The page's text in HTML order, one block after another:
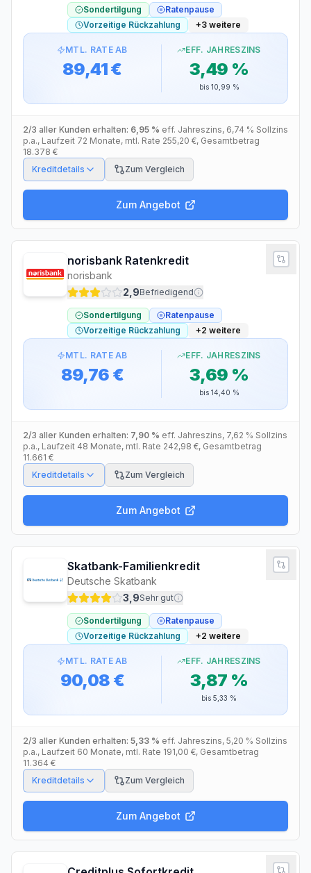
Sondertilgung
Ratenpause
Vorzeitige Rückzahlung
+3 weitere
MTL. RATE AB
89,41 €
EFF. JAHRESZINS
3,49 %
bis 10,99 %
2/3 aller Kunden erhalten: 6,95 % eff. Jahreszins, 6,74 % Sollzins
p.a., Laufzeit 72 Monate, mtl. Rate 255,20 €, Gesamtbetrag
18.378 €
Kreditdetails
Zum Vergleich
Zum Angebot
norisbank Ratenkredit
norisbank
2,9Befriedigend
Sondertilgung
Ratenpause
Vorzeitige Rückzahlung
+2 weitere
MTL. RATE AB
89,76 €
EFF. JAHRESZINS
3,69 %
bis 14,40 %
2/3 aller Kunden erhalten: 7,90 % eff. Jahreszins, 7,62 % Sollzins
p.a., Laufzeit 48 Monate, mtl. Rate 242,98 €, Gesamtbetrag
11.661 €
Kreditdetails
Zum Vergleich
Zum Angebot
Skatbank-Familienkredit
Deutsche Skatbank
3,9Sehr gut
Sondertilgung
Ratenpause
Vorzeitige Rückzahlung
+2 weitere
MTL. RATE AB
90,08 €
EFF. JAHRESZINS
3,87 %
bis 5,33 %
2/3 aller Kunden erhalten: 5,33 % eff. Jahreszins, 5,20 % Sollzins
p.a., Laufzeit 60 Monate, mtl. Rate 191,00 €, Gesamtbetrag
11.364 €
Kreditdetails
Zum Vergleich
Zum Angebot